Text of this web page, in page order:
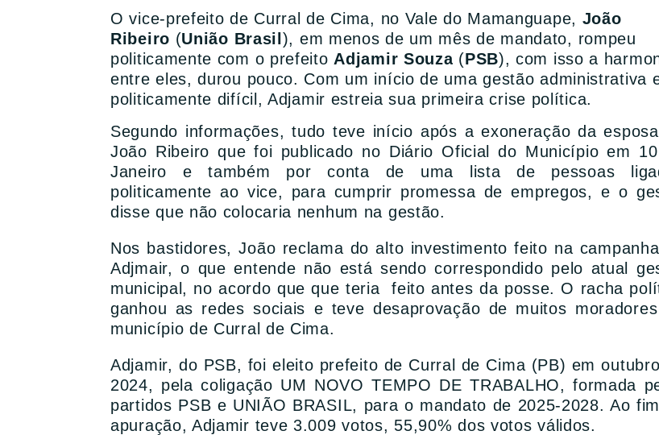
O vice-prefeito de Curral de Cima, no Vale do Mamanguape, João
Ribeiro (União Brasil ), em menos de um mês de mandato, rompeu
politicamente com o prefeito Adjamir Souza (PSB), com isso a
entre eles, durou pouco. Com um início de uma gestão administrativa
politicamente difícil, Adjamir estreia sua primeira crise política.
Segundo informações, tudo teve início após a exoneração da
João Ribeiro que foi publicado no Diário Oficial do Município em
Janeiro e também por conta de uma lista de pessoas
politicamente ao vice, para cumprir promessa de empregos, e o
disse que não colocaria nenhum na gestão.
Nos bastidores, João reclama do alto investimento feito na
Adjmair, o que entende não está sendo correspondido pelo atual
municipal, no acordo que que teria feito antes da posse. O racha
ganhou as redes sociais e teve desaprovação de muitos
município de Curral de Cima.
Adjamir, do PSB, foi eleito prefeito de Curral de Cima (PB) em
2024, pela coligação UM NOVO TEMPO DE TRABALHO, formada
partidos PSB e UNIÃO BRASIL, para o mandato de 2025-2028. Ao
apuração, Adjamir teve 3.009 votos, 55,90% dos votos válidos.